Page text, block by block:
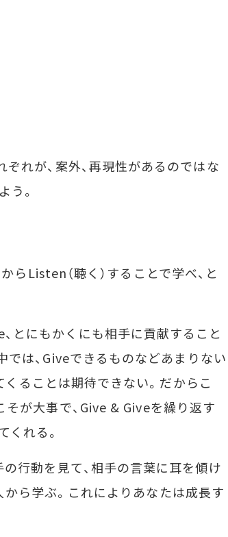
れが、案外、再現性があるのではな
う。
らListen（聴く）することで学べ、と
とにもかくにも相手に貢献すること
では、Giveできるものなどあまりない
ることは期待できない。だからこ
そが大事で、Give & Giveを繰り返す
くれる。
行動を見て、相手の言葉に耳を傾け
から学ぶ。これによりあなたは成長す